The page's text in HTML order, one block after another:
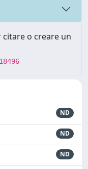
o creare un
ND
ND
ND